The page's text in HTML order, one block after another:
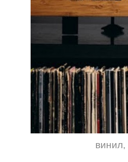
винил,